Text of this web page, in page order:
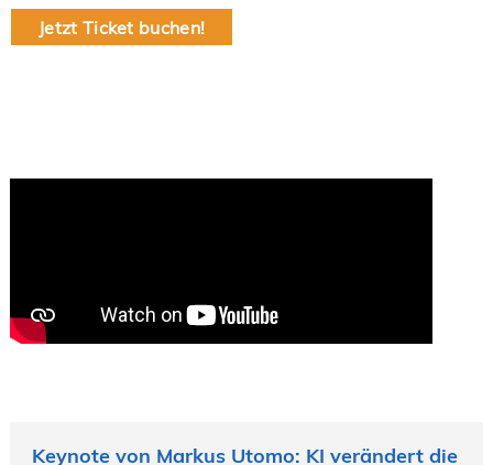
Jetzt Ticket buchen!
Keynote von Markus Utomo: KI verändert die